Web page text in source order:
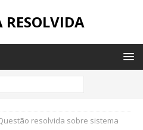
RESOLVIDA
resolvida sobre sistema